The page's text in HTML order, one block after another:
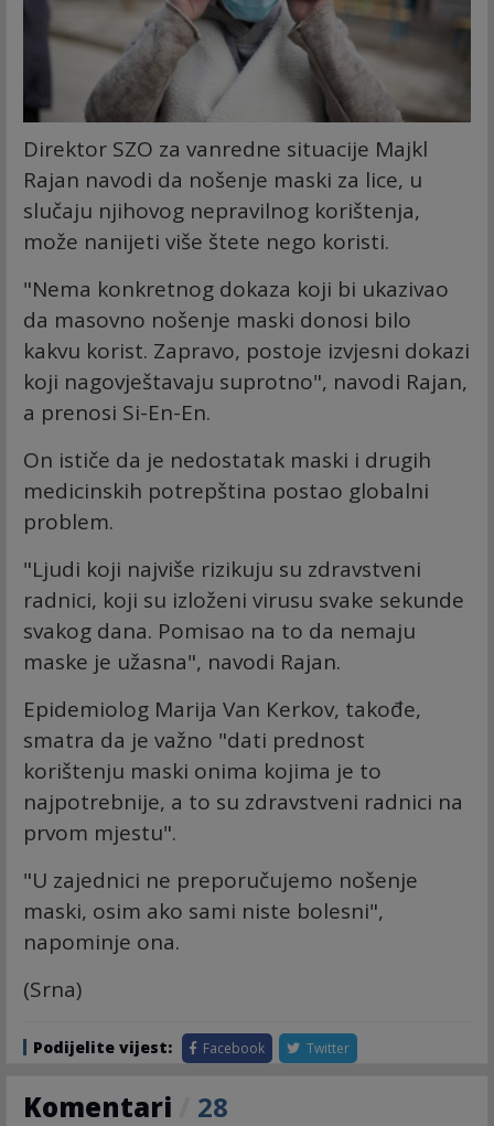
Direktor SZO za vanredne situacije Majkl
Rajan navodi da nošenje maski za lice, u
slučaju njihovog nepravilnog korištenja,
može nanijeti više štete nego koristi.
"Nema konkretnog dokaza koji bi ukazivao
da masovno nošenje maski donosi bilo
kakvu korist. Zapravo, postoje izvjesni dokazi
koji nagovještavaju suprotno", navodi Rajan,
a prenosi Si-En-En.
On ističe da je nedostatak maski i drugih
medicinskih potrepština postao globalni
problem.
"Ljudi koji najviše rizikuju su zdravstveni
radnici, koji su izloženi virusu svake sekunde
svakog dana. Pomisao na to da nemaju
maske je užasna", navodi Rajan.
Epidemiolog Marija Van Кerkov, takođe,
smatra da je važno "dati prednost
korištenju maski onima kojima je to
najpotrebnije, a to su zdravstveni radnici na
prvom mjestu".
"U zajednici ne preporučujemo nošenje
maski, osim ako sami niste bolesni",
napominje ona.
(Srna)
Podijelite vijest: Facebook Twitter
Komentari 28